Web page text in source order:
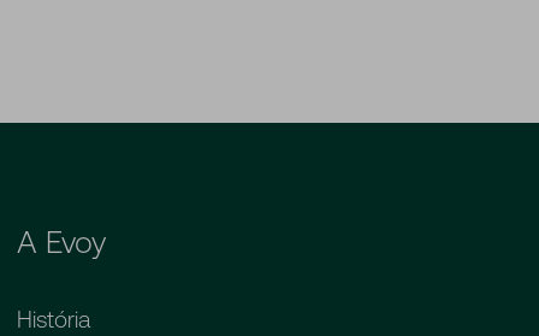
A Evoy
História